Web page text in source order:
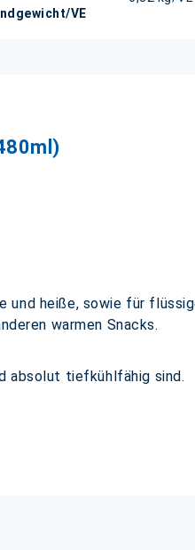
VE
und heiße, sowie für
warmen Snacks.
absolut tiefkühlfähig sind.